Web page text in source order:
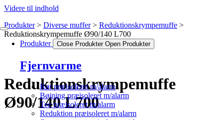
Videre til indhold
Produkter Close Produkter Open Produkter
Fjernvarme
Rør præisoleret m/alarm
Bøjning præisoleret m/alarm
Tee præisoleret m/alarm
Reduktion præisoleret m/alarm
Produkter Diverse muffer
Reduktionskrympemuffe
Reduktionskrympemuffe Ø90/140 L700
Reduktionskrympemuffe
Ø90/140 L700